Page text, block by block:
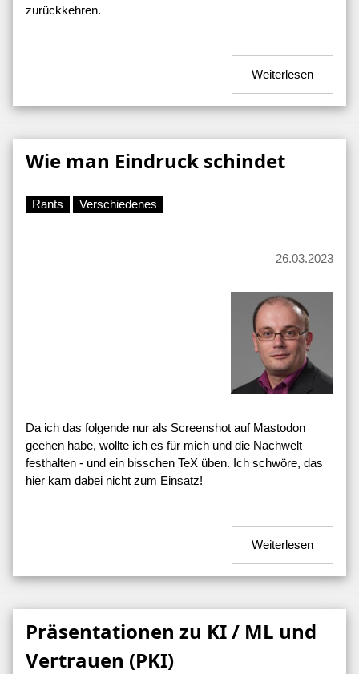
zurückkehren.
Weiterlesen
Wie man Eindruck schindet
Rants Verschiedenes
26.03.2023
Da ich das folgende nur als Screenshot auf Mastodon
geehen habe, wollte ich es für mich und die Nachwelt
festhalten - und ein bisschen TeX üben. Ich schwöre, das
hier kam dabei nicht zum Einsatz!
Weiterlesen
Präsentationen zu KI / ML und
Vertrauen (PKI)